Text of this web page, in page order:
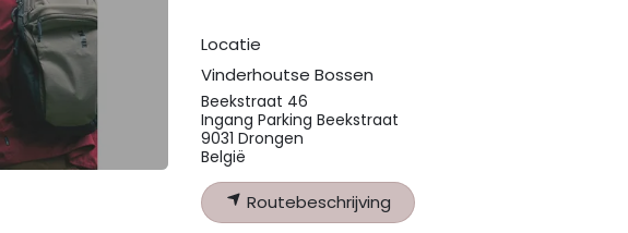
Locatie
Vinderhoutse Bossen
Beekstraat 46
Ingang Parking Beekstraat
9031 Drongen
België
Routebeschrijving